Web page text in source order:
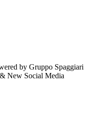
by Gruppo Spaggiari
New Social Media